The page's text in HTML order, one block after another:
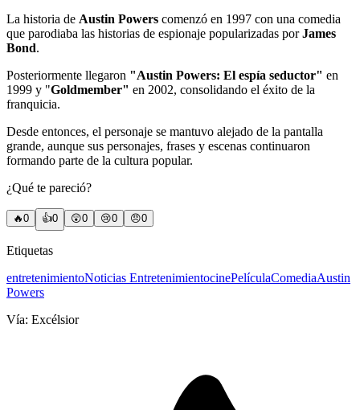
La historia de Austin Powers comenzó en 1997 con una comedia
que parodiaba las historias de espionaje popularizadas porJames
Bond.
Posteriormente llegaron "Austin Powers: El espía seductor" en
1999 y "Goldmember" en 2002, consolidando el éxito de la
franquicia.
Desde entonces, el personaje se mantuvo alejado de la pantalla
grande, aunque sus personajes, frases y escenas continuaron
formando parte de la cultura popular.
¿Qué te pareció?
🔥0 👍0 😲0 😢0 😠0
Etiquetas
entretenimientoNoticias EntretenimientocinePelículaComediaAustin
Powers
Vía: Excélsior